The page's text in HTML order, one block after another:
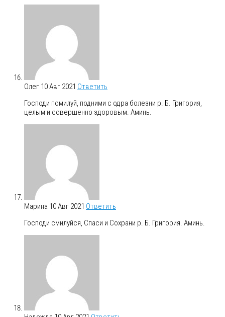
Олег 10 Авг 2021 Ответить
Господи помилуй, подними с одра болезни р. Б. Григория,
целым и совершенно здоровым. Аминь.
Марина 10 Авг 2021 Ответить
Господи смилуйся, Спаси и Сохрани р. Б. Григория. Аминь.